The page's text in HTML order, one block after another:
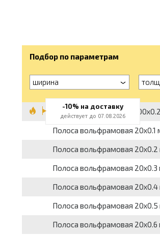
Подбор по параметрам
ширина
Полоса вольфрамовая
Полоса вольфрамовая
Полоса вольфрамовая
Полоса вольфрамовая
Полоса вольфрамовая
Полоса вольфрамовая
Полоса вольфрамовая
-10% на доставку
действует до 07.08.2026